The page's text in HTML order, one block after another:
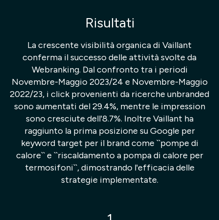
Risultati
La crescente visibilità organica di Vaillant
conferma il successo delle attività svolte da
Webranking. Dal confronto tra i periodi
Novembre-Maggio 2023/24 e Novembre-Maggio
2022/23, i click provenienti da ricerche unbranded
sono aumentati del 29.4%, mentre le impression
sono cresciute dell'8.7%. Inoltre Vaillant ha
raggiunto la prima posizione su Google per
keyword target per il brand come ``pompe di
calore`` e ``riscaldamento a pompa di calore per
termosifoni``, dimostrando l'efficacia delle
strategie implementate.